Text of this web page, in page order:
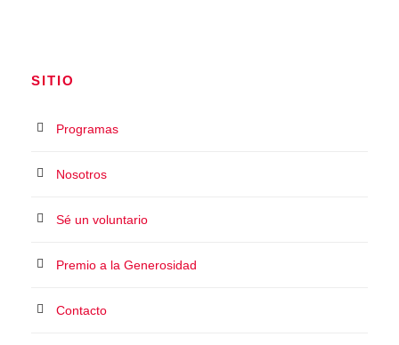
SITIO
Programas
Nosotros
Sé un voluntario
Premio a la Generosidad
Contacto